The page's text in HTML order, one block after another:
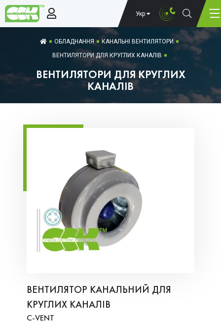
Укр
ОБЛАДНАННЯ
КАНАЛЬНІ ВЕНТИЛЯТОРИ
ВЕНТИЛЯТОРИ ДЛЯ КРУГЛИХ КАНАЛІВ
ВЕНТИЛЯТОРИ ДЛЯ КРУГЛИХ
КАНАЛІВ
ВЕНТИЛЯТОР КАНАЛЬНИЙ ДЛЯ
КРУГЛИХ КАНАЛІВ
C-VENT